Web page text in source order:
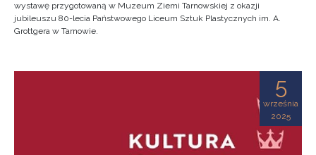
wystawę przygotowaną w Muzeum Ziemi Tarnowskiej z okazji
jubileuszu 80-lecia Państwowego Liceum Sztuk Plastycznych im. A.
Grottgera w Tarnowie.
5
września
2025